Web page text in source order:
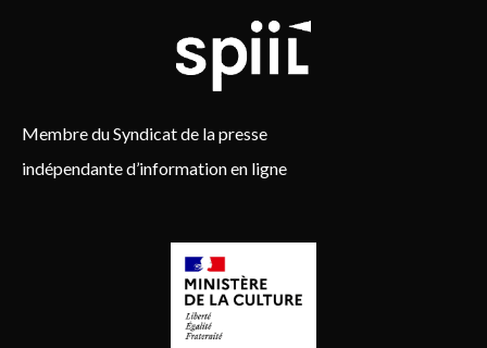
Membre du Syndicat de la presse
indépendante d’information en ligne